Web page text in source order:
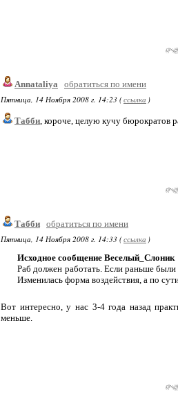
Annataliya
обратиться по имени
Пятница, 14 Ноября 2008 г. 14:23 (ссылка )
Табби, короче, целую кучу бюрократов
Табби обратиться по имени
Пятница, 14 Ноября 2008 г. 14:33 (ссылка )
Исходное сообщение Веселый_Слоник
Раб должен работать. Если раньше
Изменилась форма воздействия, а по
Вот интересно, у нас 3-4 года назад
меньше.